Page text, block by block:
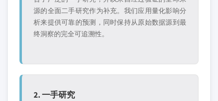
源的全面二手研究作为补充。我们应用量化影响分
析来提供可靠的预测，同时保持从原始数据源到最
终洞察的完全可追溯性。
2. 一手研究